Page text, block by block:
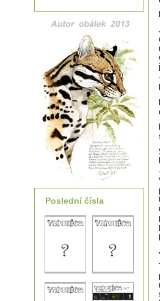
Poslední čísla